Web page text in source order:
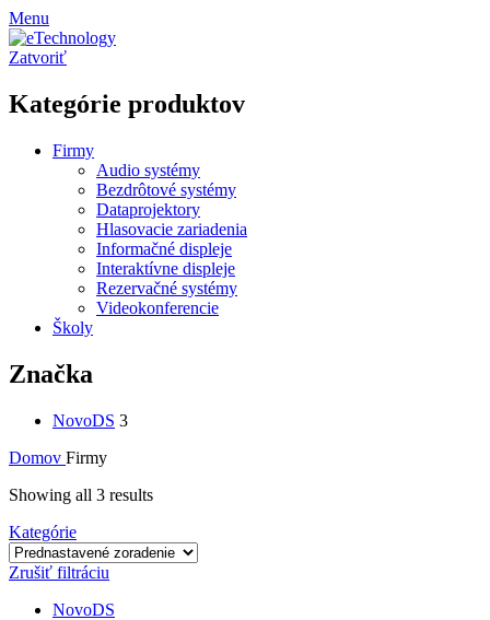
Menu
Zatvoriť
Kategórie produktov
Firmy
Audio systémy
Bezdrôtové systémy
Dataprojektory
Hlasovacie zariadenia
Informačné displeje
Interaktívne displeje
Rezervačné systémy
Videokonferencie
Školy
Značka
NovoDS 3
Domov Firmy
Showing all 3 results
Kategórie
Zrušiť filtráciu
NovoDS